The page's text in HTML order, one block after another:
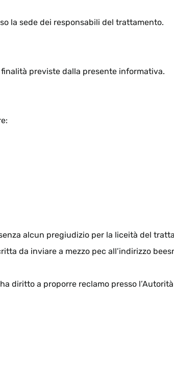
la sede dei responsabili del trattamento.
previste dalla presente informativa.
alcun pregiudizio per la liceità del
da inviare a mezzo pec all’indirizzo
diritto a proporre reclamo presso